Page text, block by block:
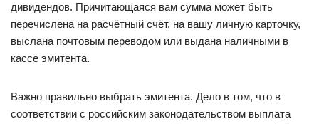
дивидендов. Причитающаяся вам сумма может быть
перечислена на расчётный счёт, на вашу личную карточку,
выслана почтовым переводом или выдана наличными в
кассе эмитента.
Важно правильно выбрать эмитента. Дело в том, что в
соответствии с российским законодательством выплата